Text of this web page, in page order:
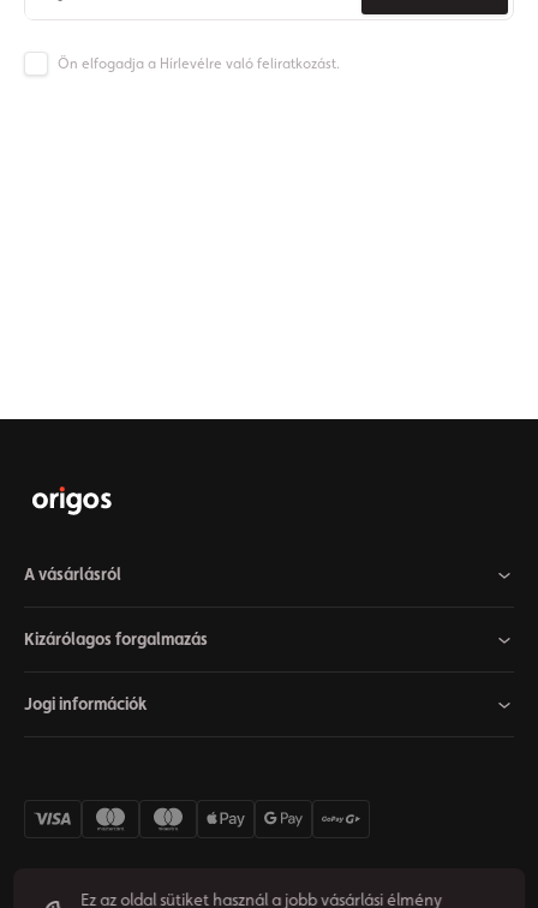
Ön elfogadja a Hírlevélre való feliratkozást.
A vásárlásról
Kizárólagos forgalmazás
Jogi információk
Ez az oldal sütiket használ a jobb vásárlási élmény